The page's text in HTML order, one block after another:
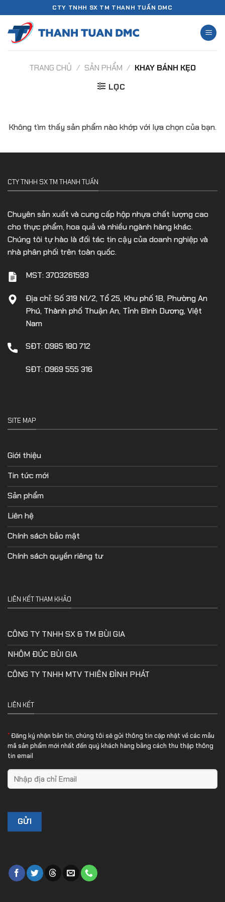
đến
nội
dung
CTY TNHH SX TM THANH TUẤN DMC
TRANG CHỦ / SẢN PHẨM / KHAY BÁNH KẸO
LỌC
Không tìm thấy sản phẩm nào khớp với lựa chọn của bạn.
CTY TNHH SX TM THANH TUẤN
Chuyên sản xuất và cung cấp hộp nhựa chất lượng cao
cho thực phẩm, hoa quả và nhiều ngành hàng khác.
Chúng tôi tự hào là đối tác tin cậy của doanh nghiệp và
nhà phân phối trên toàn quốc.
MST: 3703261593
Địa chỉ: Số 319 N1/2, Tổ 25, Khu phố 1B, Phường An
Phú, Thành phố Thuận An, Tỉnh Bình Dương, Việt
Nam
SĐT: 0985 180 712
SĐT: 0969 555 316
SITE MAP
Giới thiệu
Tin tức mới
Sản phẩm
Liên hệ
Chính sách bảo mật
Chính sách quyền riêng tư
LIÊN KẾT THAM KHẢO
CÔNG TY TNHH SX & TM BÙI GIA
NHÔM ĐÚC BÙI GIA
CÔNG TY TNHH MTV THIÊN ĐÌNH PHÁT
LIÊN KẾT
*Đăng ký nhận bản tin, chúng tôi sẽ gửi thông tin cập nhật về các mẫu
mã sản phẩm mới nhất đến quý khách hàng bằng cách thu thập thông
tin email